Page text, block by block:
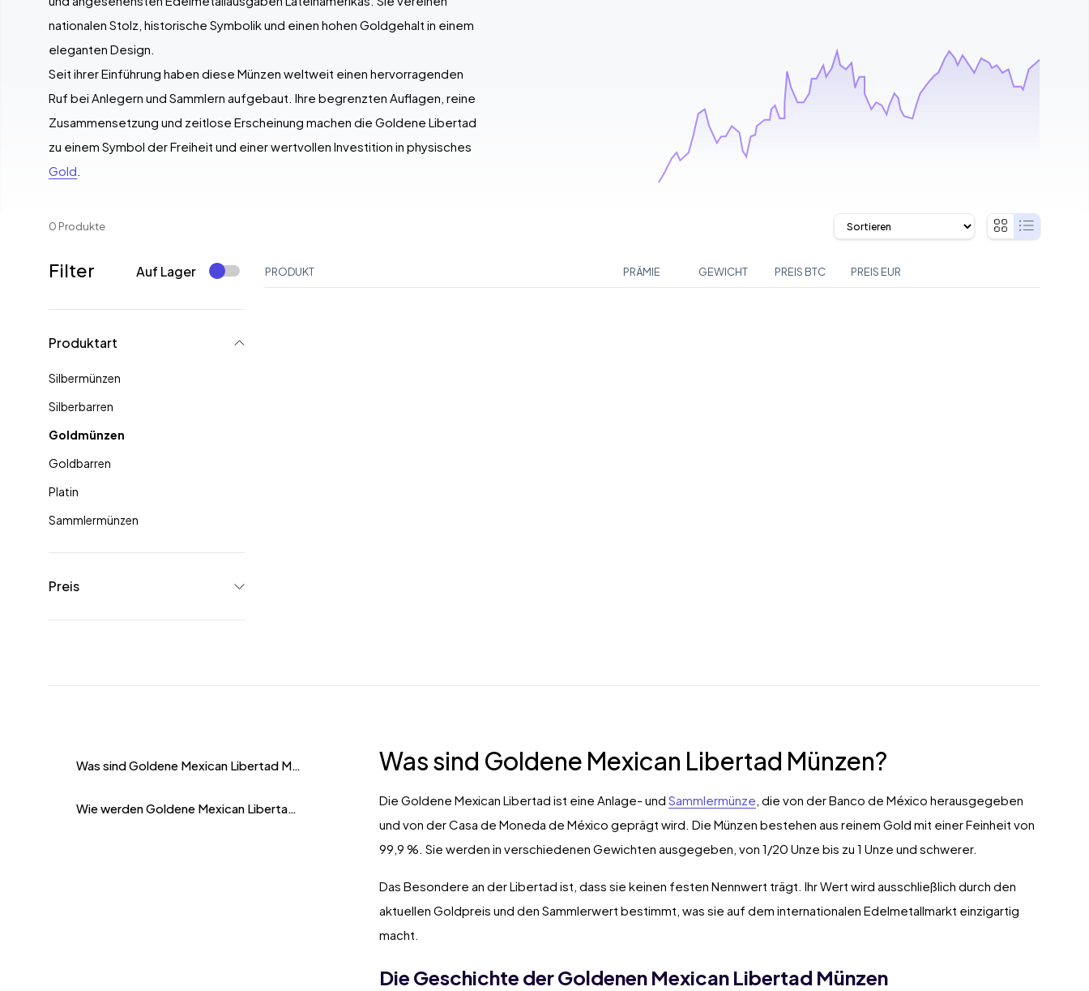
nationalen Stolz, historische Symbolik und einen hohen Goldgehalt in einem
eleganten Design.
Seit ihrer Einführung haben diese Münzen weltweit einen hervorragenden
Ruf bei Anlegern und Sammlern aufgebaut. Ihre begrenzten Auflagen, reine
Zusammensetzung und zeitlose Erscheinung machen die Goldene Libertad
zu einem Symbol der Freiheit und einer wertvollen Investition in physisches
Gold.
0 Produkte
Filter Auf Lager
Produktart
Silbermünzen
Silberbarren
Goldmünzen
Goldbarren
Platin
Sammlermünzen
Preis
PRODUKT PRÄMIE GEWICHT PREIS BTC PREIS EUR
Was sind Goldene Mexican Libertad Münzen?
Wie werden Goldene Mexican Libertad Münzen hergestellt?
Was sind Goldene Mexican Libertad Münzen?
Die Goldene Mexican Libertad ist eine Anlage- und Sammlermünze, die von der Banco de México herausgegeben
und von der Casa de Moneda de México geprägt wird. Die Münzen bestehen aus reinem Gold mit einer Feinheit von
99,9 %. Sie werden in verschiedenen Gewichten ausgegeben, von 1/20 Unze bis zu 1 Unze und schwerer.
Das Besondere an der Libertad ist, dass sie keinen festen Nennwert trägt. Ihr Wert wird ausschließlich durch den
aktuellen Goldpreis und den Sammlerwert bestimmt, was sie auf dem internationalen Edelmetallmarkt einzigartig
macht.
Die Geschichte der Goldenen Mexican Libertad Münzen